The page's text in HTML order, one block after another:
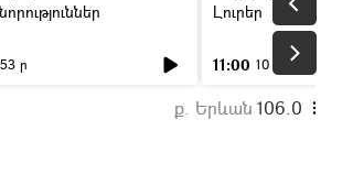
53 ր
Լուրեր
11:00 10 ր
ք. Երևան 106.0